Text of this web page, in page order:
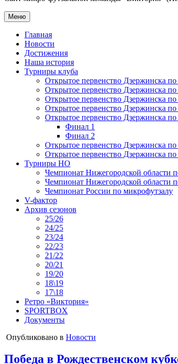
Меню
Главная
Новости
Достижения
Наша история
Турниры клуба
Открытое первенство Дзержинска
Открытое первенство Дзержинска
Открытое первенство Дзержинска
Открытое первенство Дзержинска
Открытое первенство Дзержинска
Финал 1
Финал 2
Открытое первенство Дзержинска
Открытое первенство Дзержинска
Турниры НО
Чемпионат Нижегородской области
Чемпионат Нижегородской области
Чемпионат России по микрофутзалу
V-фактор
Архив сезонов
25/26
24/25
23/24
22/23
21/22
20/21
19/20
18\19
17\18
Ретро «Виктория»
SPORTBOX
Документы
Опубликовано в Новости
Победа в Рождественском